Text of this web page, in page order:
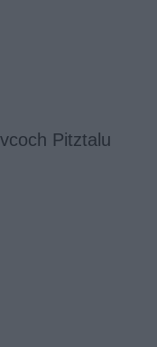
Pitztalu